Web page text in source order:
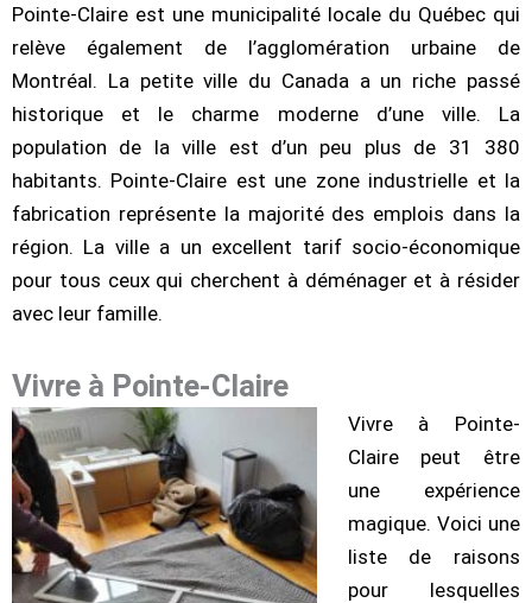
Pointe-Claire est une municipalité locale du Québec qui
relève également de l’agglomération urbaine de
Montréal. La petite ville du Canada a un riche passé
historique et le charme moderne d’une ville. La
population de la ville est d’un peu plus de 31 380
habitants. Pointe-Claire est une zone industrielle et la
fabrication représente la majorité des emplois dans la
région. La ville a un excellent tarif socio-économique
pour tous ceux qui cherchent à déménager et à résider
avec leur famille.
Vivre à Pointe-Claire
Vivre à Pointe-
Claire peut être
une expérience
magique. Voici une
liste de raisons
pour lesquelles